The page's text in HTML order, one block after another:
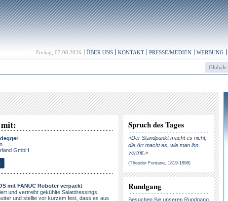
Freitag, 07.08.2026 ÜBER UNS KONTAKT PRESSE/MEDIEN WERBUNG
GmbH
mit FANUC Roboter verpackt
und vertreibt gekühlte Salatdressings,
und stellte vor kurzem fest, dass es aus
Spruch des Tages
«Der Standpunkt macht es nicht,
die Art macht es, wie man ihn
vertritt.»
(Theodor Fontane, 1819-1898)
Rundgang
Besuchen Sie unseren Rundgang